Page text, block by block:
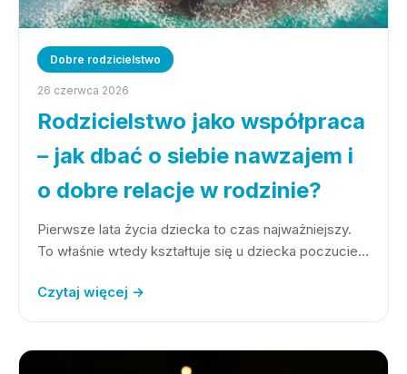
Dobre rodzicielstwo
26 czerwca 2026
Rodzicielstwo jako współpraca
– jak dbać o siebie nawzajem i
o dobre relacje w rodzinie?
Pierwsze lata życia dziecka to czas najważniejszy.
To właśnie wtedy kształtuje się u dziecka poczucie…
Czytaj więcej →